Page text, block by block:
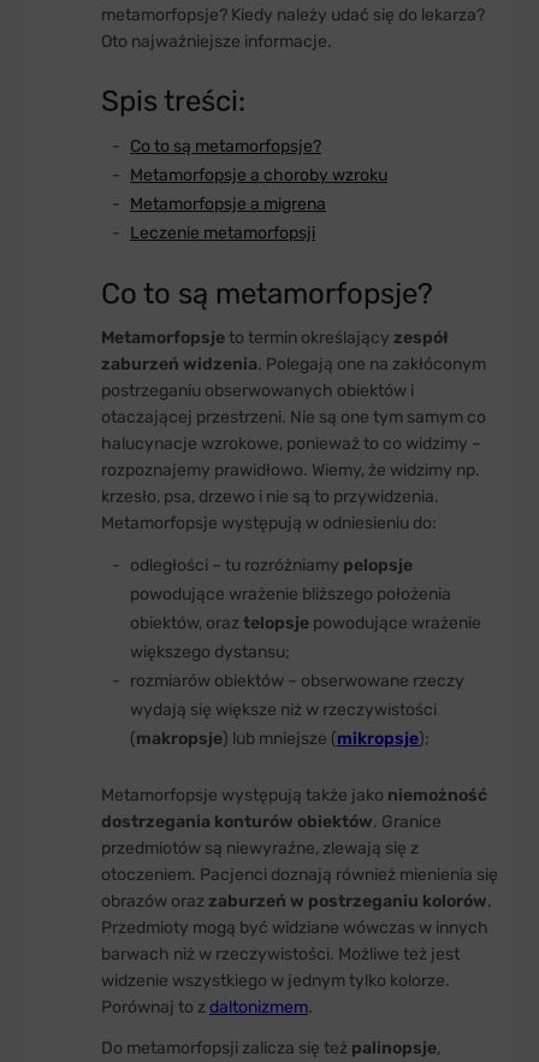
metamorfopsje? Kiedy należy udać się do lekarza?
Oto najważniejsze informacje.
Spis treści:
Co to są metamorfopsje?
Metamorfopsje a choroby wzroku
Metamorfopsje a migrena
Leczenie metamorfopsji
Co to są metamorfopsje?
Metamorfopsjeto termin określający zespół
zaburzeń widzenia. Polegają one na zakłóconym
postrzeganiu obserwowanych obiektów i
otaczającej przestrzeni. Nie są one tym samym co
halucynacje wzrokowe, ponieważ to co widzimy –
rozpoznajemy prawidłowo. Wiemy, że widzimy np.
krzesło, psa, drzewo i nie są to przywidzenia.
Metamorfopsje występują w odniesieniu do:
odległości – tu rozróżniamy pelopsje
powodujące wrażenie bliższego położenia
obiektów, oraztelopsje powodujące wrażenie
większego dystansu;
rozmiarów obiektów – obserwowane rzeczy
wydają się większe niż w rzeczywistości
(makropsje) lub mniejsze (mikropsje);
Metamorfopsje występują także jako niemożność
dostrzegania konturów obiektów. Granice
przedmiotów są niewyraźne, zlewają się z
otoczeniem. Pacjenci doznają również mienienia się
obrazów oraz zaburzeń w postrzeganiu kolorów.
Przedmioty mogą być widziane wówczas w innych
barwach niż w rzeczywistości. Możliwe też jest
widzenie wszystkiego w jednym tylko kolorze.
Porównaj to z daltonizmem.
Do metamorfopsji zalicza się też palinopsje,